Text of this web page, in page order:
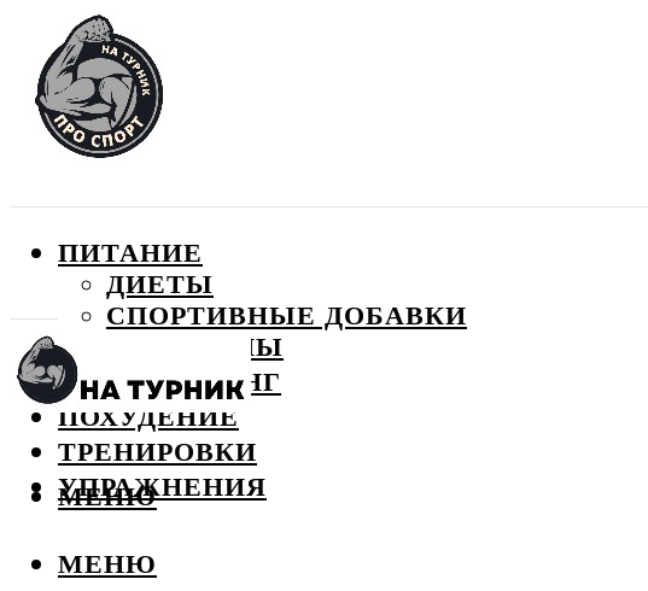
ПИТАНИЕ
ДИЕТЫ
СПОРТИВНЫЕ ДОБАВКИ
ВИТАМИНЫ
БОДИБИЛДИНГ
ПОХУДЕНИЕ
ТРЕНИРОВКИ
УПРАЖНЕНИЯ
МЕНЮ
МЕНЮ